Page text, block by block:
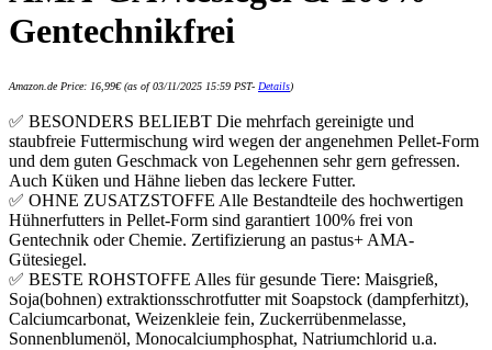
Gentechnikfrei
Amazon.de Price: 16,99€(as of 03/11/2025 15:59 PST- Details)
✅ BESONDERS BELIEBT Die mehrfach gereinigte und
staubfreie Futtermischung wird wegen der angenehmen Pellet-Form
und dem guten Geschmack von Legehennen sehr gern gefressen.
Auch Küken und Hähne lieben das leckere Futter.
✅ OHNE ZUSATZSTOFFE Alle Bestandteile des hochwertigen
Hühnerfutters in Pellet-Form sind garantiert 100% frei von
Gentechnik oder Chemie. Zertifizierung an pastus+ AMA-
Gütesiegel.
✅ BESTE ROHSTOFFE Alles für gesunde Tiere: Maisgrieß,
Soja(bohnen) extraktionsschrotfutter mit Soapstock (dampferhitzt),
Calciumcarbonat, Weizenkleie fein, Zuckerrübenmelasse,
Sonnenblumenöl, Monocalciumphosphat, Natriumchlorid u.a.